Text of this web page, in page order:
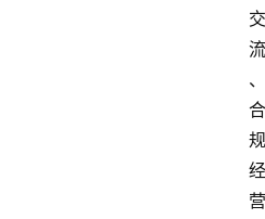
交
流
、
合
规
经
营